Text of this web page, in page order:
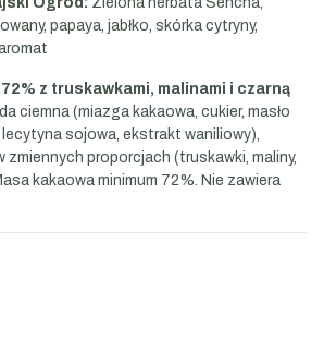
papaya, jabłko, skórka cytryny,
z truskawkami, malinami i czarną
ciemna (miazga kakaowa, cukier, masło
sojowa, ekstrakt waniliowy),
zmiennych proporcjach (truskawki, maliny,
kakaowa minimum 72%. Nie zawiera